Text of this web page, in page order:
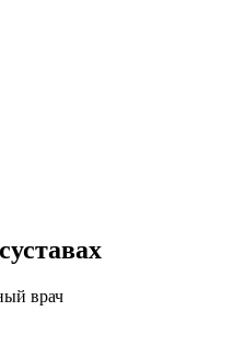
врач